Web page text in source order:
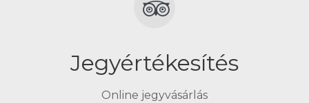
Jegyértékesítés
Online jegyvásárlás